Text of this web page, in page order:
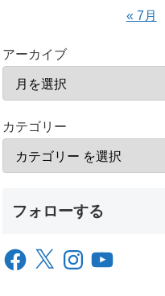
« 7月
アーカイブ
カテゴリー
フォローする
Facebook
X InstagramYouTube